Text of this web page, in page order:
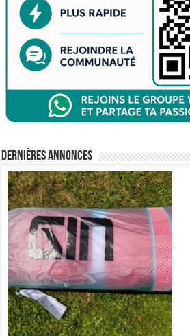
Dernières annonces